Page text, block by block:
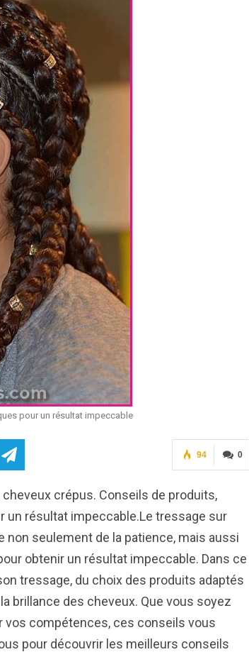
pour un résultat impeccable
0
94
crépus. Conseils de produits,
un résultat impeccable.Le tressage sur
seulement de la patience, mais aussi
obtenir un résultat impeccable. Dans ce
tressage, du choix des produits adaptés
brillance des cheveux. Que vous soyez
vos compétences, ces conseils vous
pour découvrir les meilleurs conseils
66 Pixie Cuts Pour Cheveux Épais /